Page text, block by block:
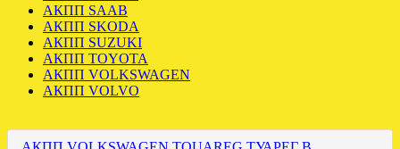
АКПП SAAB
АКПП SKODA
АКПП SUZUKI
АКПП TOYOTA
АКПП VOLKSWAGEN
АКПП VOLVO